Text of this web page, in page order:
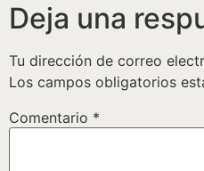
Deja una
Tu dirección de correo
Los campos obligatorios
Comentario *